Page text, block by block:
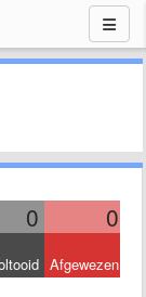
0 0
Afgewezen